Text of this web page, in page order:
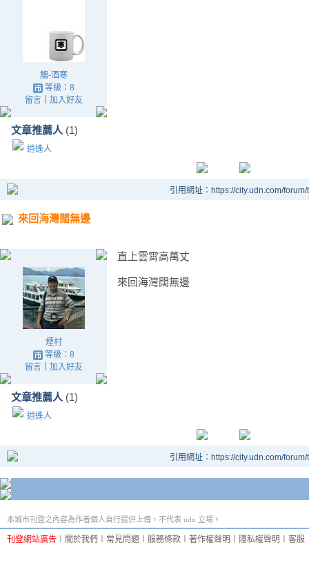
觴-酒寒
等級：8
留言｜ 加入好友
文章推薦人 (1)
逍遙人
引用網址：https://city.udn.com/
來回海灣闊無邊
煙村
等級：8
留言｜ 加入好友
文章推薦人 (1)
逍遙人
直上雲霄高萬丈
來回海灣闊無邊
引用網址：https://city.udn.com/
本城市刊登之內容為作者個人自行提供上傳，不代表 udn 立場。
刊登網站廣告 關於我們 常見問題 服務條款 著作權聲明 隱私權聲明 客服